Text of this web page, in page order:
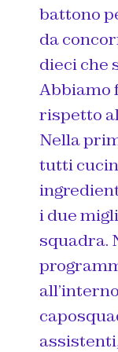
battono
da
dieci che
Abbiamo
rispetto
Nella
tutti
i due
squadra.